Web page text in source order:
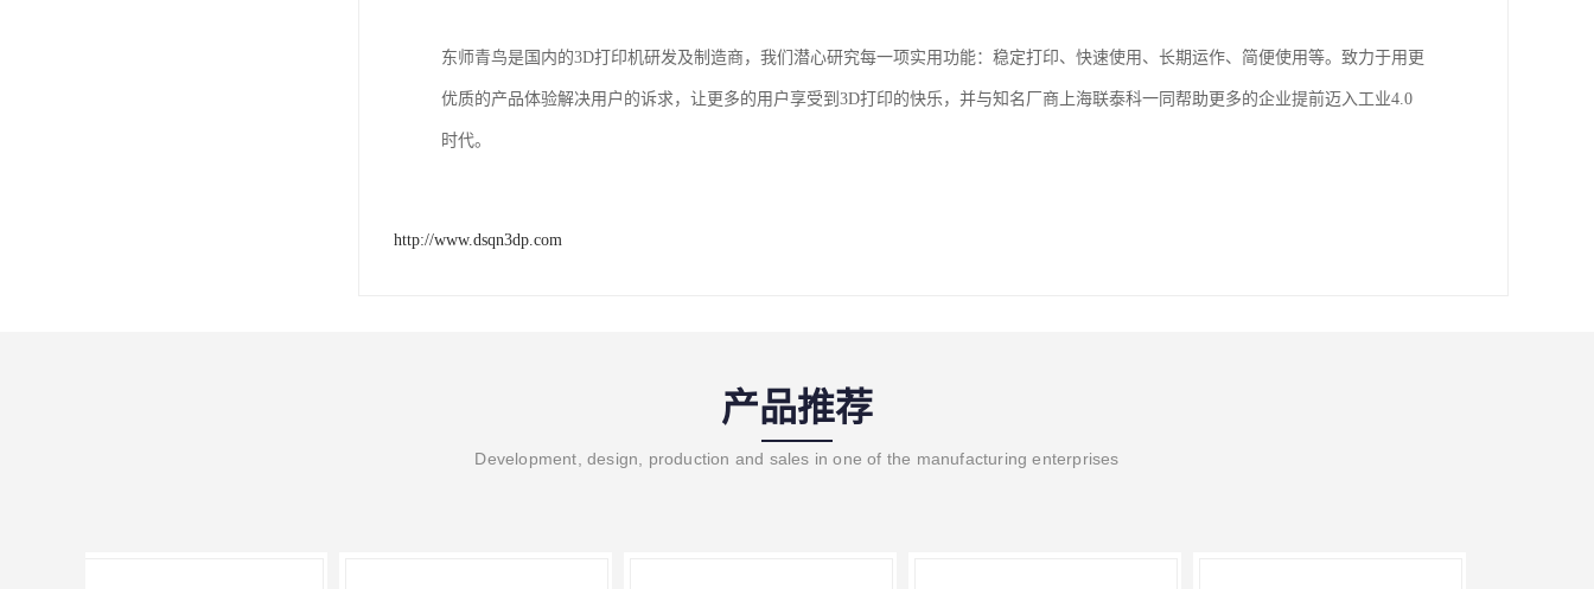
东师青鸟是国内的3D打印机研发及制造商，我们潜心研究每一项实用功能：稳定打印、快速使用、长期运作、简便使用等。致力于用更
优质的产品体验解决用户的诉求，让更多的用户享受到3D打印的快乐，并与知名厂商上海联泰科一同帮助更多的企业提前迈入工业4.0
时代。
http://www.dsqn3dp.com
产品推荐
Development, design, production and sales in one of the manufacturing enterprises